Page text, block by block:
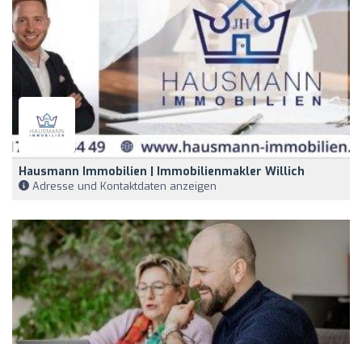
Hausmann Immobilien | Immobilienmakler Willich
Adresse und Kontaktdaten anzeigen